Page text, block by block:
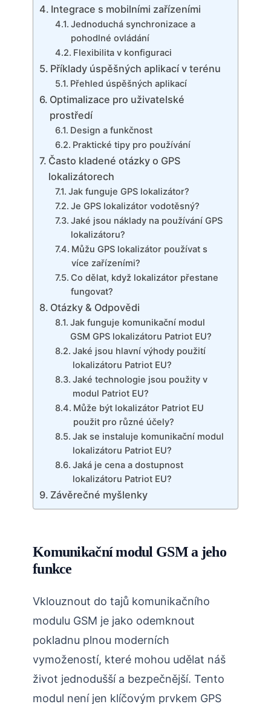
Integrace s mobilními zařízeními
Jednoduchá synchronizace a
pohodlné ovládání
Flexibilita v konfiguraci
Příklady úspěšných aplikací v terénu
Přehled úspěšných aplikací
Optimalizace pro uživatelské
prostředí
Design a funkčnost
Praktické tipy pro používání
Často kladené otázky o GPS
lokalizátorech
Jak funguje GPS lokalizátor?
Je GPS lokalizátor vodotěsný?
Jaké jsou náklady na používání GPS
lokalizátoru?
Můžu GPS lokalizátor používat s
více zařízeními?
Co dělat, když lokalizátor přestane
fungovat?
Otázky & Odpovědi
Jak funguje komunikační modul
GSM GPS lokalizátoru Patriot EU?
Jaké jsou hlavní výhody použití
lokalizátoru Patriot EU?
Jaké technologie jsou použity v
modul Patriot EU?
Může být lokalizátor Patriot EU
použit pro různé účely?
Jak se instaluje komunikační modul
lokalizátoru Patriot EU?
Jaká je cena a dostupnost
lokalizátoru Patriot EU?
Závěrečné myšlenky
Komunikační modul GSM a jeho
funkce
Vklouznout do tajů komunikačního
modulu GSM je jako odemknout
pokladnu plnou moderních
vymožeností, které mohou udělat náš
život jednodušší a bezpečnější. Tento
modul není jen klíčovým prvkem GPS